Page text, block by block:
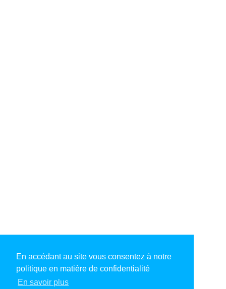
En accédant au site vous consentez à notre
politique en matière de confidentialité
En savoir plus